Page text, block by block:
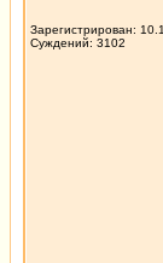
Зарегистрирован:
Суждений: 3102